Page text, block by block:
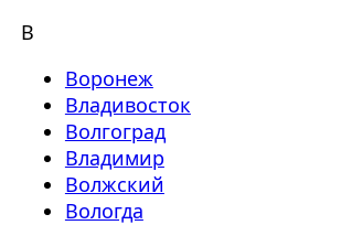
В
Воронеж
Владивосток
Волгоград
Владимир
Волжский
Вологда